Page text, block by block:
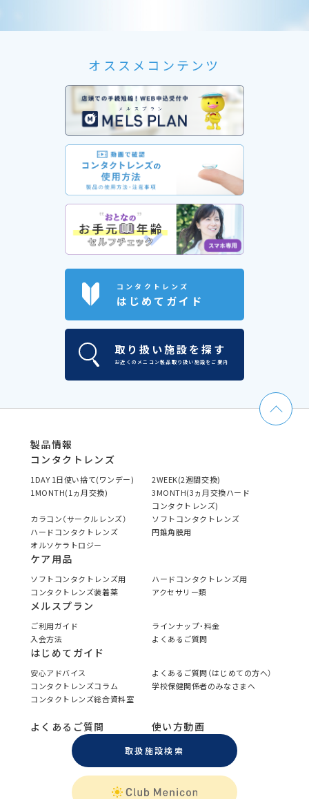
オススメコンテンツ
コンタクトレンズ
はじめてガイド
取り扱い施設を探す
お近くのメニコン製品取り扱い施設をご案内
製品情報
コンタクトレンズ
1DAY 1日使い捨て(ワンデー)
2WEEK(2週間交換)
1MONTH(1ヵ月交換)
3MONTH(3ヵ月交換ハード
コンタクトレンズ)
カラコン（サークルレンズ）
ソフトコンタクトレンズ
ハードコンタクトレンズ
円錐角膜用
オルソケラトロジー
ケア用品
ソフトコンタクトレンズ用
ハードコンタクトレンズ用
コンタクトレンズ装着薬
アクセサリー類
メルスプラン
ご利用ガイド
ラインナップ・料金
入会方法
よくあるご質問
はじめてガイド
安心アドバイス
よくあるご質問（はじめての方へ）
コンタクトレンズコラム
学校保健関係者のみなさまへ
コンタクトレンズ総合資料室
よくあるご質問 使い方動画
取扱施設検索